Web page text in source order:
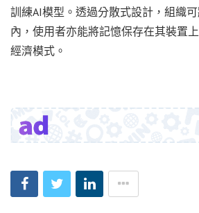
訓練AI模型。透過分散式設計，組織
內，使用者亦能將記憶保存在其裝置
經濟模式。